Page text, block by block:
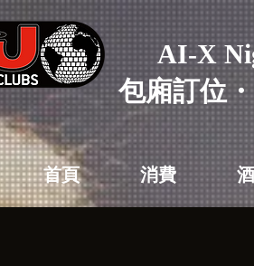
AI-X
包廂訂位
首頁 消費